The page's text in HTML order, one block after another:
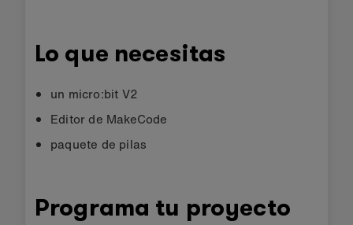
Lo que necesitas
un micro:bit V2
Editor de MakeCode
paquete de pilas
Programa tu proyecto